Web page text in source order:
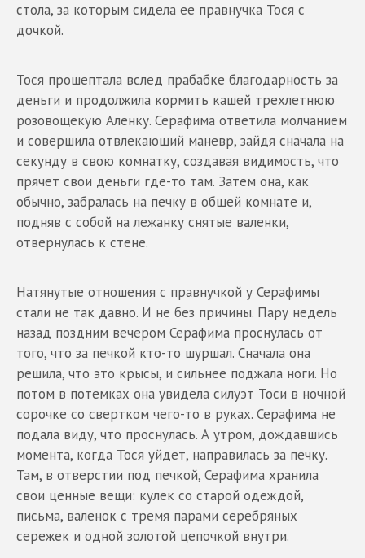
стола, за которым сидела ее правнучка Тося с
дочкой.
Тося прошептала вслед прабабке благодарность за
деньги и продолжила кормить кашей трехлетнюю
розовощекую Аленку. Серафима ответила молчанием
и совершила отвлекающий маневр, зайдя сначала на
секунду в свою комнатку, создавая видимость, что
прячет свои деньги где-то там. Затем она, как
обычно, забралась на печку в общей комнате и,
подняв с собой на лежанку снятые валенки,
отвернулась к стене.
Натянутые отношения с правнучкой у Серафимы
стали не так давно. И не без причины. Пару недель
назад поздним вечером Серафима проснулась от
того, что за печкой кто-то шуршал. Сначала она
решила, что это крысы, и сильнее поджала ноги. Но
потом в потемках она увидела силуэт Тоси в ночной
сорочке со свертком чего-то в руках. Серафима не
подала виду, что проснулась. А утром, дождавшись
момента, когда Тося уйдет, направилась за печку.
Там, в отверстии под печкой, Серафима хранила
свои ценные вещи: кулек со старой одеждой,
письма, валенок с тремя парами серебряных
сережек и одной золотой цепочкой внутри.